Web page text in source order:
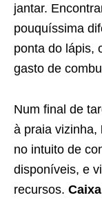
jantar.
pouquíssima
ponta do lápis,
gasto de
Num final de
à praia vizinha,
no intuito de
disponíveis, e
recursos.